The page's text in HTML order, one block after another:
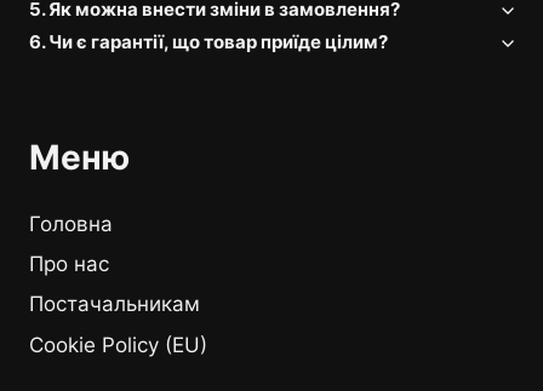
5. Як можна внести зміни в замовлення?
6. Чи є гарантії, що товар приїде цілим?
Меню
Головна
Про нас
Постачальникам
Cookie Policy (EU)